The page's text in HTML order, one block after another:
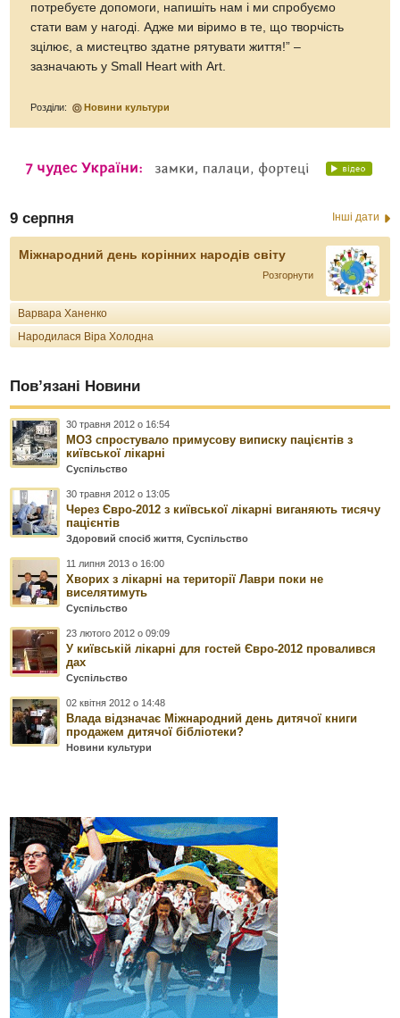
потребуєте допомоги, напишіть нам і ми спробуємо
стати вам у нагоді. Адже ми віримо в те, що творчість
зцілює, а мистецтво здатне рятувати життя!” –
зазначають у Small Heart with Art.
Розділи: Новини культури
9 серпня Інші дати
Міжнародний день корінних народів світу
Розгорнути
Варвара Ханенко
Народилася Віра Холодна
Пов’язані Новини
30 травня 2012 о 16:54
МОЗ спростувало примусову виписку пацієнтів з
київської лікарні
Суспільство
30 травня 2012 о 13:05
Через Євро-2012 з київської лікарні виганяють тисячу
пацієнтів
Здоровий спосіб життя ,Суспільство
11 липня 2013 о 16:00
Хворих з лікарні на території Лаври поки не
виселятимуть
Суспільство
23 лютого 2012 о 09:09
У київській лікарні для гостей Євро-2012 провалився
дах
Суспільство
02 квітня 2012 о 14:48
Влада відзначає Міжнародний день дитячої книги
продажем дитячої бібліотеки?
Новини культури